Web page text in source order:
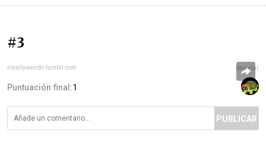
#3
royallyweirdo.tumblr.com Reportar
Puntuación final:1
PUBLICAR